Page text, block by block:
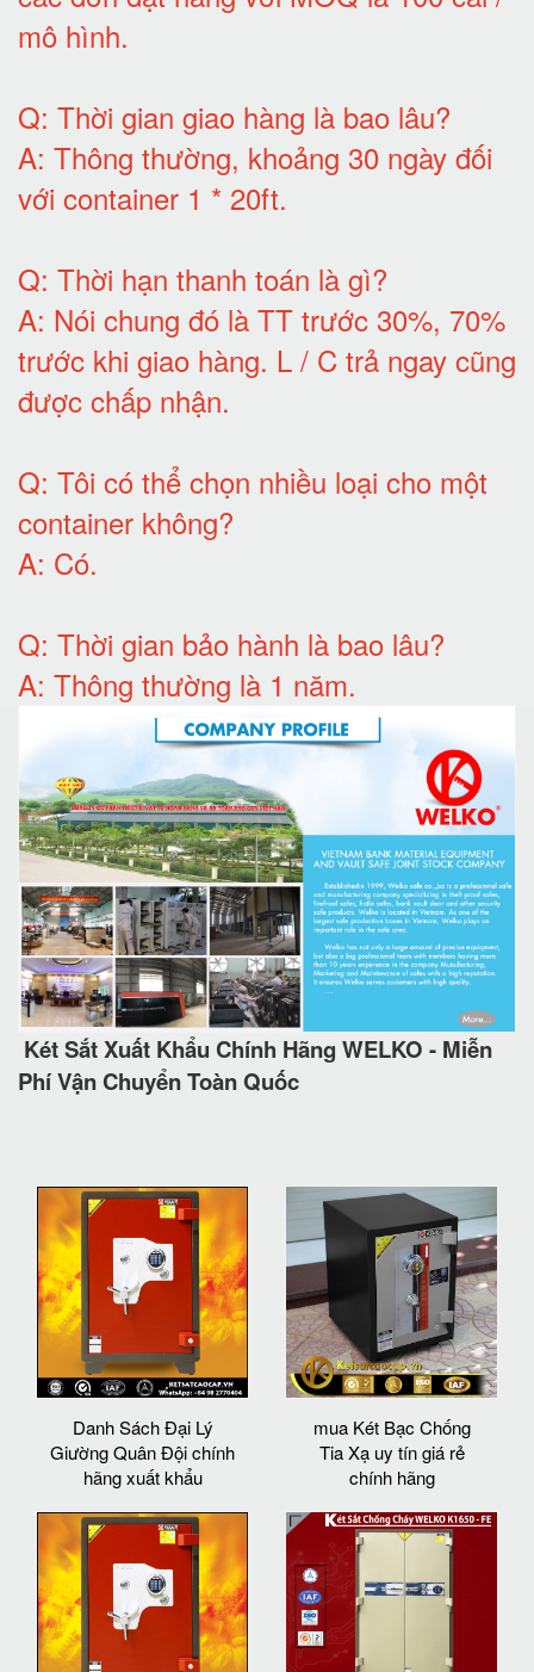
mô hình.
Q: Thời gian giao hàng là bao lâu?
A: Thông thường, khoảng 30 ngày đối
với container 1 * 20ft.
Q: Thời hạn thanh toán là gì?
A: Nói chung đó là TT trước 30%, 70%
trước khi giao hàng. L / C trả ngay cũng
được chấp nhận.
Q: Tôi có thể chọn nhiều loại cho một
container không?
A: Có.
Q: Thời gian bảo hành là bao lâu?
A: Thông thường là 1 năm.
Két Sắt Xuất Khẩu Chính Hãng WELKO - Miễn
Phí Vận Chuyển Toàn Quốc
Danh Sách Đại Lý
Giường Quân Đội chính
hãng xuất khẩu
mua Két Bạc Chống
Tia Xạ uy tín giá rẻ
chính hãng